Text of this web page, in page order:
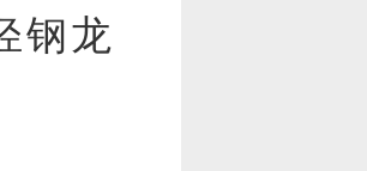
钢龙